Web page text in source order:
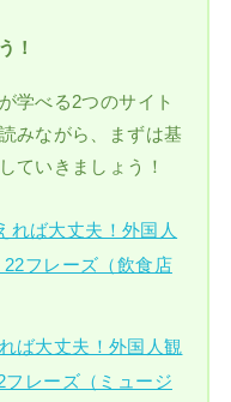
！
学べる2つのサイト
みながら、まずは基
ていきましょう！
れば大丈夫！外国人
フレーズ（飲食店
ば大丈夫！外国人観
レーズ（ミュージ